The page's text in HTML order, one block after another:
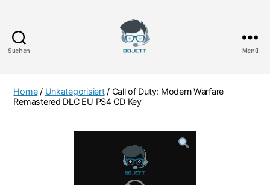
Suchen Menü
Home/ Unkategorisiert/ Call of Duty: Modern Warfare
Remastered DLC EU PS4 CD Key